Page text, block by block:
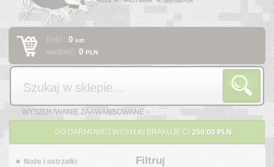
Ilość:0szt
wartość:0PLN
Szukaj
WYSZUKIWANIE ZAAWANSOWANE ›
DO DARMOWEJ WYSYŁKI BRAKUJE CI 250.00 PLN
Noże i ostrzałki
Filtruj